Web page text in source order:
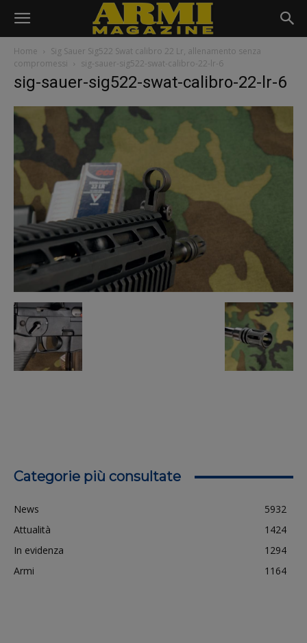
Home
Sig Sauer Sig522 Swat calibro 22 Lr, allenamento senza
compromessi
sig-sauer-sig522-swat-calibro-22-lr-6
sig-sauer-sig522-swat-calibro-22-lr-6
Categorie più consultate
News
5932
Attualità
1424
In evidenza
1294
Armi
1164